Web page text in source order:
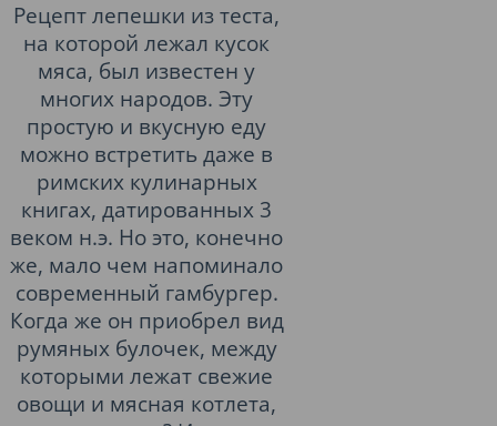
Рецепт лепешки из теста,
на которой лежал кусок
мяса, был известен у
многих народов. Эту
простую и вкусную еду
можно встретить даже в
римских кулинарных
книгах, датированных 3
веком н.э. Но это, конечно
же, мало чем напоминало
современный гамбургер.
Когда же он приобрел вид
румяных булочек, между
которыми лежат свежие
овощи и мясная котлета,